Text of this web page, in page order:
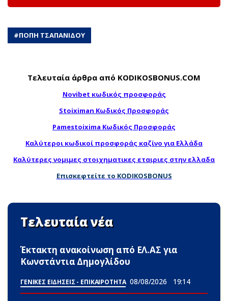
#ΠΟΠΗ ΤΣΑΠΑΝΙΔΟΥ
Τελευταία άρθρα από KODIKOSBONUS.COM
Novibet κωδικός προσφοράς
Stoiximan Κωδικός Προσφοράς
Pamestoixima Κωδικός Προσφοράς
Καλύτεροι κωδικοί προσφοράς καζίνο για Ελλάδα
Καλύτερες νομιμες στοιχηματικες εταιριες στην ελλαδα
Επισκεφτείτε το KODIKOSBONUS
Τελευταία νέα
Έκτακτη ανακοίνωση από ΕΛ.ΑΣ για
Κωνστάντια Δημογλίδου
ΓΕΝΙΚΕΣ ΕΙΔΗΣΕΙΣ - ΕΠΙΚΑΙΡΟΤΗΤΑ 08/08/2026 19:14